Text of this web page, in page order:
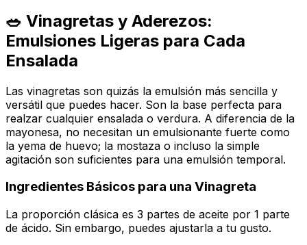
🥗 Vinagretas y Aderezos:
Emulsiones Ligeras para Cada
Ensalada
Las vinagretas son quizás la emulsión más sencilla y
versátil que puedes hacer. Son la base perfecta para
realzar cualquier ensalada o verdura. A diferencia de la
mayonesa, no necesitan un emulsionante fuerte como
la yema de huevo; la mostaza o incluso la simple
agitación son suficientes para una emulsión temporal.
Ingredientes Básicos para una Vinagreta
La proporción clásica es 3 partes de aceite por 1 parte
de ácido. Sin embargo, puedes ajustarla a tu gusto.